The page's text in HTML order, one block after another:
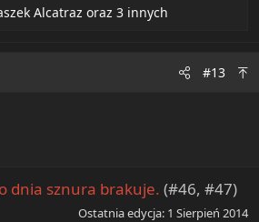
Alcatraz oraz 3 innych
#13
dnia sznura brakuje. (#46, #47)
Ostatnia edycja: 1 Sierpień 2014